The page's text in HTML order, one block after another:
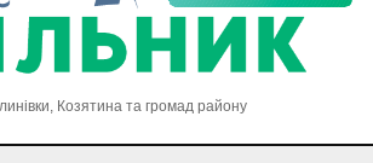
Козятина та громад району